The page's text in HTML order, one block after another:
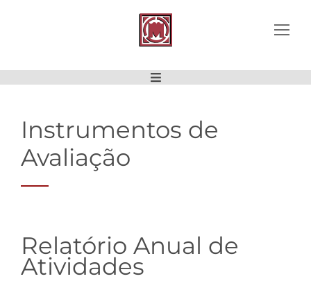
Instrumentos de
Avaliação
Relatório Anual de
Atividades